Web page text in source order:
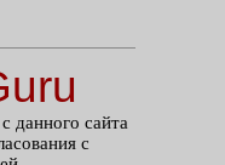
данного сайта
с